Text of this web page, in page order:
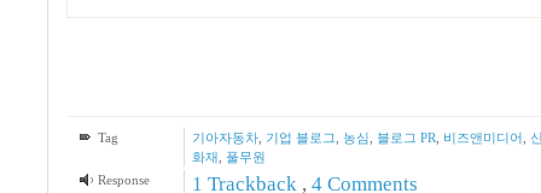
Tag 기아자동차, 기업 블로그 농심 블로그 PR 비즈앤미디어
화재 풀무원
Response
1 Trackback , 4Comments